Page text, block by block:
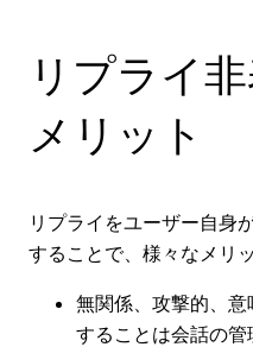
リプライ
メリット
リプライをユーザー自身
することで、様々なメリ
無関係、攻撃的、
することは会話の管